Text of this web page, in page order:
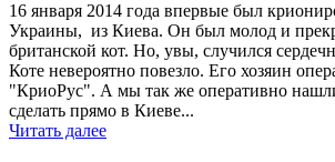
16 января 2014 года впервые был
Украины, из Киева. Он был молод и
британской кот. Но, увы, случился
Коте невероятно повезло. Его хозяин
"КриоРус". А мы так же оперативно
сделать прямо в Киеве...
Читать далее